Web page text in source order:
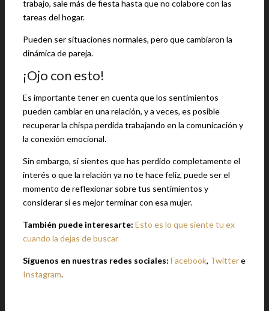
trabajo, sale más de fiesta hasta que no colabore con las
tareas del hogar.
Pueden ser situaciones normales, pero que cambiaron la
dinámica de pareja.
¡Ojo con esto!
Es importante tener en cuenta que los sentimientos
pueden cambiar en una relación, y a veces, es posible
recuperar la chispa perdida trabajando en la comunicación y
la conexión emocional.
Sin embargo, si sientes que has perdido completamente el
interés o que la relación ya no te hace feliz, puede ser el
momento de reflexionar sobre tus sentimientos y
considerar si es mejor terminar con esa mujer.
También puede interesarte: Esto es lo que siente tu ex
cuando la dejas de buscar
Síguenos en nuestras redes sociales: Facebook, Twittere
Instagram.